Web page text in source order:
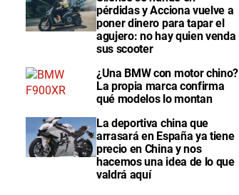
pérdidas y Acciona vuelve a
poner dinero para tapar el
agujero: no hay quien venda
sus scooter
¿Una BMW con motor chino?
La propia marca confirma
qué modelos lo montan
La deportiva china que
arrasará en España ya tiene
precio en China y nos
hacemos una idea de lo que
valdrá aquí